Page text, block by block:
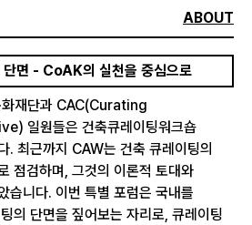
ABOUT
단면 - CoAK의 실천을 중심으로
재단과 CAC(Curating
일원들은 건축큐레이팅워크숍
. 최근까지 CAW는 건축 큐레이팅의
점검하며, 그것의 이론적 토대와
습니다. 이번 특별 포럼은 국내를
의 단면을 짚어보는 자리로, 큐레이팅